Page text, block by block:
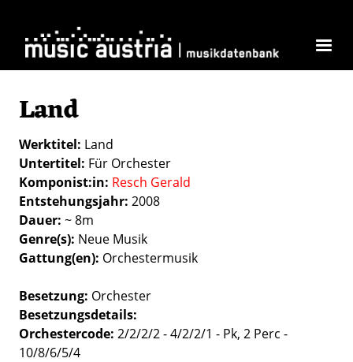
Land
Werktitel Land
Untertitel Für Orchester
Komponist:in Resch Gerald
Entstehungsjahr 2008
Dauer ~ 8m
Genre(s) Neue Musik
Gattung(en) Orchestermusik
Besetzung Orchester
Besetzungsdetails
Orchestercode: 2/2/2/2 - 4/2/2/1 - Pk, 2 Perc -
10/8/6/5/4